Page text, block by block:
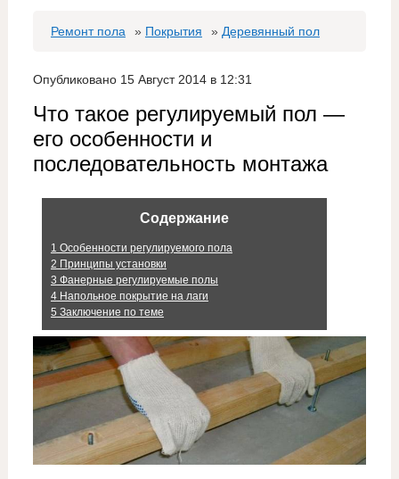
Ремонт пола » Покрытия » Деревянный пол
Опубликовано 15 Август 2014 в 12:31
Что такое регулируемый пол —
его особенности и
последовательность монтажа
Содержание
1 Особенности регулируемого пола
2 Принципы установки
3 Фанерные регулируемые полы
4Напольное покрытие на лаги
5 Заключение по теме